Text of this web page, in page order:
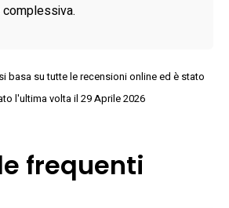
basa su tutte le recensioni online ed è stato
l'ultima volta il 29 Aprile 2026
frequenti